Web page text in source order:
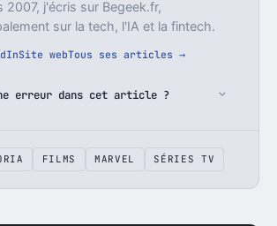
2007, j'écris sur Begeek.fr,
sur la tech, l'IA et la fintech.
Site webTous ses articles →
erreur dans cet article ?
FILMS MARVEL SÉRIES TV